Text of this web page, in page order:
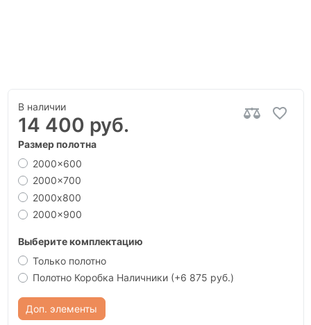
В наличии
14 400 руб.
Размер полотна
2000x600
2000x700
2000х800
2000x900
Выберите комплектацию
Только полотно
Полотно Коробка Наличники (+6 875 руб.)
Доп. элементы